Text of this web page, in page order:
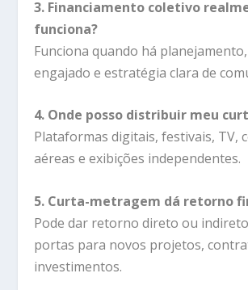
3. Financiamento coletivo
funciona?
Funciona quando há
engajado e estratégia clara de
4. Onde posso distribuir meu
Plataformas digitais, festivais, TV,
aéreas e exibições independentes.
5. Curta-metragem dá retorno
Pode dar retorno direto ou
portas para novos projetos,
investimentos.